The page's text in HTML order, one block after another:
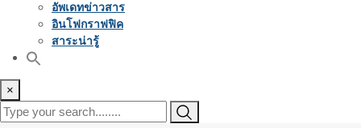
อัพเดทข่าวสาร
อินโฟกราฟฟิค
สาระน่ารู้
×